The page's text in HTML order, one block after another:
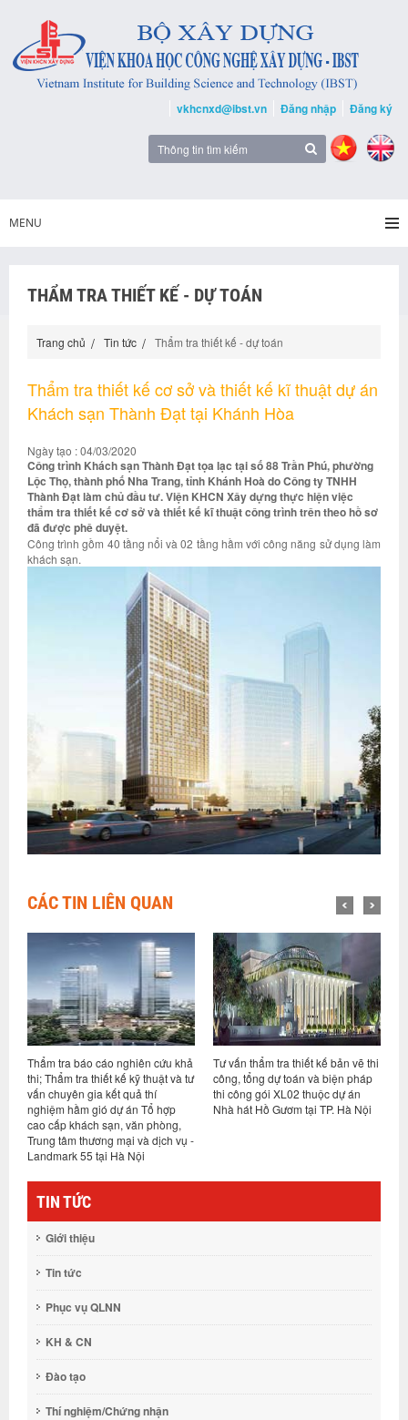
vkhcnxd@ibst.vn Đăng nhập Đăng ký
MENU
THẨM TRA THIẾT KẾ - DỰ TOÁN
Trang chủ Tin tức Thẩm tra thiết kế - dự toán
Thẩm tra thiết kế cơ sở và thiết kế kĩ thuật dự án
Khách sạn Thành Đạt tại Khánh Hòa
Ngày tạo : 04/03/2020
Công trình Khách sạn Thành Đạt tọa lạc tại số 88 Trần Phú, phường
Lộc Thọ, thành phố Nha Trang, tỉnh Khánh Hoà do Công ty TNHH
Thành Đạt làm chủ đầu tư. Viện KHCN Xây dựng thực hiện việc
thẩm tra thiết kế cơ sở và thiết kế kĩ thuật công trình trên theo hồ sơ
đã được phê duyệt.
Công trình gồm 40 tầng nổi và 02 tầng hầm với công năng sử dụng làm
khách sạn.
CÁC TIN LIÊN QUAN
Thẩm tra báo cáo nghiên cứu khả
thi; Thẩm tra thiết kế kỹ thuật và tư
vấn chuyên gia kết quả thí
nghiệm hầm gió dự án Tổ hợp
cao cấp khách sạn, văn phòng,
Trung tâm thương mại và dịch vụ -
Landmark 55 tại Hà Nội
Tư vấn thẩm tra thiết kế bản vẽ thi
công, tổng dự toán và biện pháp
thi công gói XL02 thuộc dự án
Nhà hát Hồ Gươm tại TP. Hà Nội
TIN TỨC
Giới thiệu
Tin tức
Phục vụ QLNN
KH & CN
Đào tạo
Thí nghiệm/Chứng nhận